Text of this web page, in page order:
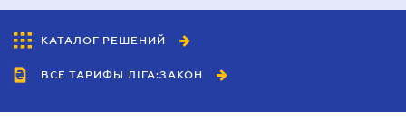
КАТАЛОГ РЕШЕНИЙ
ВСЕ ТАРИФЫ ЛІГА:ЗАКОН